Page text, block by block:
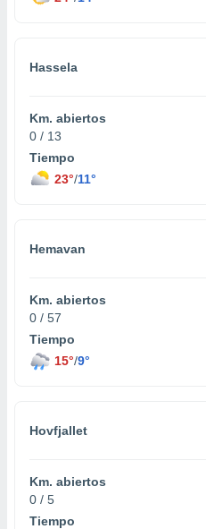
e
publicidadHassela
Km. abiertos
0 / 13
Tiempo
23°/11°
Hemavan
Km. abiertos
0 / 57
Tiempo
15°/9°
Hovfjallet
Km. abiertos
0 / 5
Tiempo